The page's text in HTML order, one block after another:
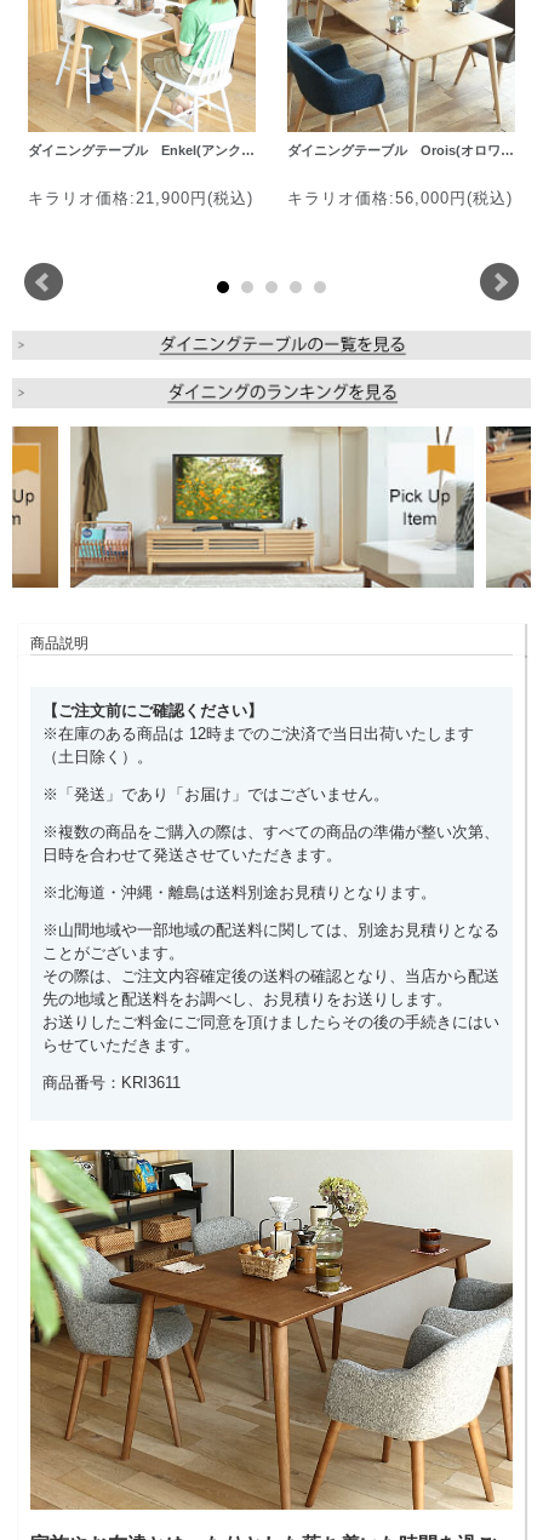
ダイニングテーブル Enkel(アンク…
キラリオ価格:21,900円(税込)
ダイニングテーブル Orois(オロワ…
キラリオ価格:56,000円(税込)
商品説明
【ご注文前にご確認ください】
※在庫のある商品は 12時までのご決済で当日出荷いたします
（土日除く）。
※「発送」であり「お届け」ではございません。
※複数の商品をご購入の際は、すべての商品の準備が整い次第、
日時を合わせて発送させていただきます。
※北海道・沖縄・離島は送料別途お見積りとなります。
※山間地域や一部地域の配送料に関しては、別途お見積りとなる
ことがございます。
その際は、ご注文内容確定後の送料の確認となり、当店から配送
先の地域と配送料をお調べし、お見積りをお送りします。
お送りしたご料金にご同意を頂けましたらその後の手続きにはい
らせていただきます。
商品番号：KRI3611